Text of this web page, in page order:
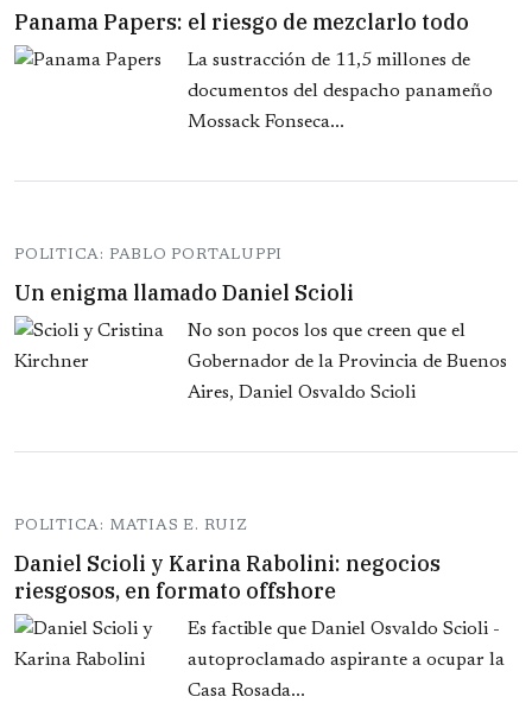
Panama Papers: el riesgo de mezclarlo todo
La sustracción de 11,5 millones de
documentos del despacho panameño
Mossack Fonseca...
POLITICA: PABLO PORTALUPPI
Un enigma llamado Daniel Scioli
No son pocos los que creen que el
Gobernador de la Provincia de Buenos
Aires, Daniel Osvaldo Scioli
POLITICA: MATIAS E. RUIZ
Daniel Scioli y Karina Rabolini: negocios
riesgosos, en formato offshore
Es factible que Daniel Osvaldo Scioli -
autoproclamado aspirante a ocupar la
Casa Rosada...